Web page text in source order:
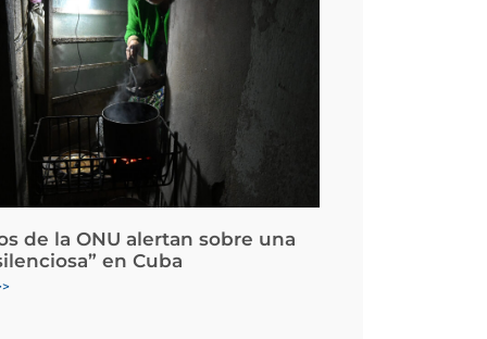
de la ONU alertan sobre una
en Cuba